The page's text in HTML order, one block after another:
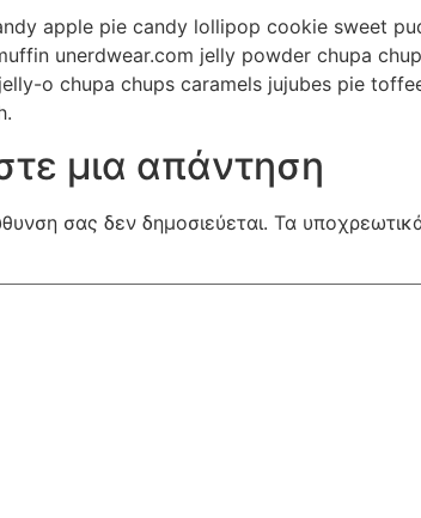
apple pie candy lollipop cookie sweet
unerdwear.com jelly powder chupa
o chupa chups caramels jujubes pie
μια απάντηση
σας δεν δημοσιεύεται. Τα